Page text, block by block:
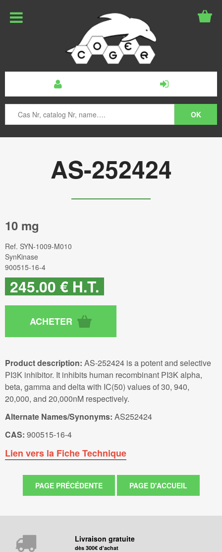
AS-252424
10 mg
Ref. SYN-1009-M010
SynKinase
900515-16-4
245.00 € H.T.
Product description: AS-252424 is a potent and selective
PI3K inhibitor. It inhibits human recombinant PI3K alpha,
beta, gamma and delta with IC(50) values of 30, 940,
20,000, and 20,000nM respectively.
Alternate Names/Synonyms: AS252424
CAS: 900515-16-4
Lien vers la Fiche Technique
Livraison gratuite
dès 300€ d'achat